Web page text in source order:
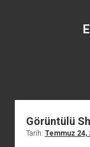
Görüntülü
Tarih: Temmuz 24,